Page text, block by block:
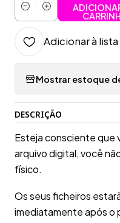
Quantidade
Adicionar à
Mostrar estoque
DESCRIÇÃO
Esteja consciente que
arquivo digital, você
físico.
Os seus ficheiros
imediatamente após o